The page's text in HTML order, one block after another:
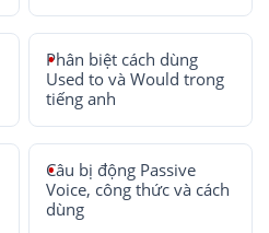
Phân biệt cách dùng
Used to và Would trong
tiếng anh
Câu bị động Passive
Voice, công thức và cách
dùng